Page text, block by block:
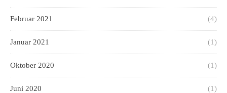
Februar 2021 (4)
Januar 2021 (1)
Oktober 2020 (1)
Juni 2020 (1)